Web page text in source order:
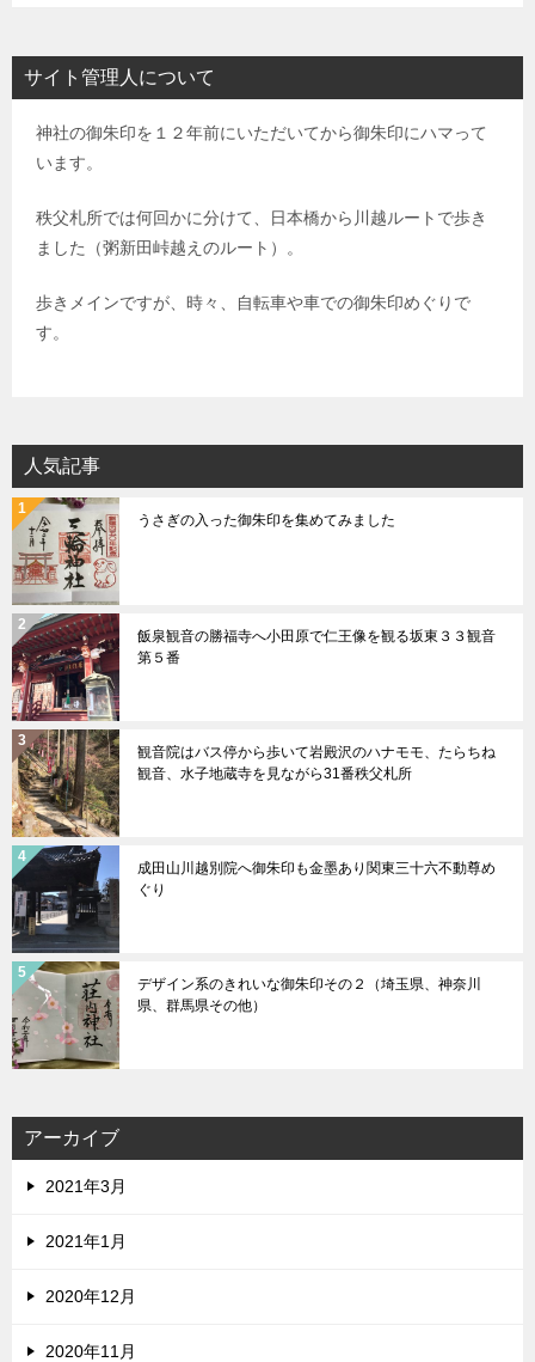
サイト管理人について
神社の御朱印を１２年前にいただいてから御朱印にハマって
います。
秩父札所では何回かに分けて、日本橋から川越ルートで歩き
ました（粥新田峠越えのルート）。
歩きメインですが、時々、自転車や車での御朱印めぐりで
す。
人気記事
うさぎの入った御朱印を集めてみました
飯泉観音の勝福寺へ小田原で仁王像を観る坂東３３観音
第５番
観音院はバス停から歩いて岩殿沢のハナモモ、たらちね
観音、水子地蔵寺を見ながら31番秩父札所
成田山川越別院へ御朱印も金墨あり関東三十六不動尊め
ぐり
デザイン系のきれいな御朱印その２（埼玉県、神奈川
県、群馬県その他）
アーカイブ
2021年3月
2021年1月
2020年12月
2020年11月